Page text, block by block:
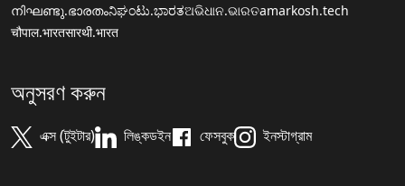
നിഘണ്ടു.ഭാരതംನಿಘಂಟು.ಭಾರತଅଭିଧାନ.ଭାରତamarkosh.tech
चौपाल.भारतसारथी.भारत
অনুসরণ করুন
এক্স (টুইটার) লিঙ্কডইন ফেসবুক ইনস্টাগ্রাম